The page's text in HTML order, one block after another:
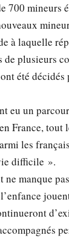
700 mineurs
à laquelle
plusieurs
été décidés
eu un
France, tout
les
difficile ».
ne manque